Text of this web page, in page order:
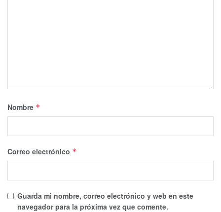
Nombre *
Correo electrónico *
Guarda mi nombre, correo electrónico y web en este
navegador para la próxima vez que comente.